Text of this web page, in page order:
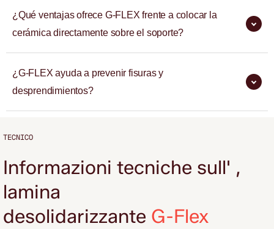
¿Qué ventajas ofrece G-FLEX frente a colocar la
cerámica directamente sobre el soporte?
¿G-FLEX ayuda a prevenir fisuras y
desprendimientos?
Informazioni tecniche sull' ,
lamina
desolidarizzante G-Flex
TECNICO